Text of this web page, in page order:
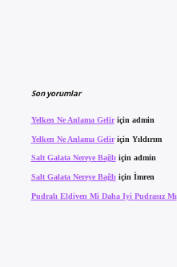
Son yorumlar
Yelken Ne Anlama Geliriçin admin
Yelken Ne Anlama Geliriçin Yıldırım
Salt Galata Nereye Bağlıiçin admin
Salt Galata Nereye Bağlı için İmren
Pudralı Eldiven Mi Daha Iyi Pudrasız Mı